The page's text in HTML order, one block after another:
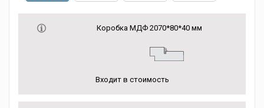
Коробка МДФ 2070*80*40 мм
Входит в стоимость